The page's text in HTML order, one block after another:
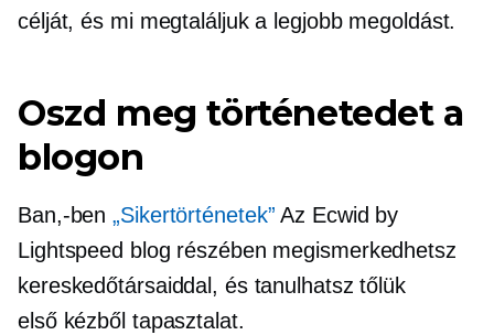
célját, és mi megtaláljuk a legjobb megoldást.
Oszd meg történetedet a
blogon
Ban,-ben„Sikertörténetek” Az Ecwid by
Lightspeed blog részében megismerkedhetsz
kereskedőtársaiddal, és tanulhatsz tőlük
első kézből tapasztalat.